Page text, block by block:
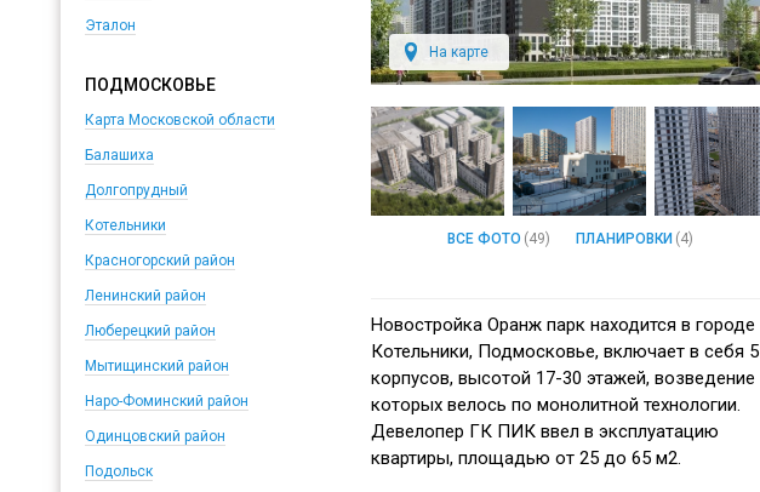
Эталон
ПОДМОСКОВЬЕ
Карта Московской области
Балашиха
Долгопрудный
Котельники
Красногорский район
Ленинский район
Люберецкий район
Мытищинский район
Наро-Фоминский район
Одинцовский район
Подольск
На карте
ВСЕ ФОТО (49) ПЛАНИРОВКИ (4)
Новостройка Оранж парк находится в городе
Котельники, Подмосковье, включает в себя 5
корпусов, высотой 17-30 этажей, возведение
которых велось по монолитной технологии.
Девелопер ГК ПИК ввел в эксплуатацию
квартиры, площадью от 25 до 65 м2.